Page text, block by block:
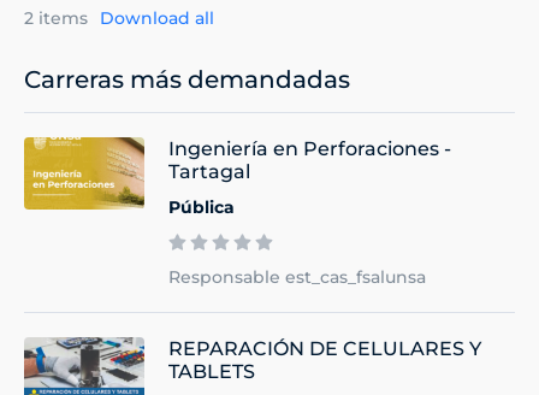
2 items Download all
Carreras más demandadas
Ingeniería en Perforaciones -
Tartagal
Pública
Responsable est_cas_fsalunsa
REPARACIÓN DE CELULARES Y
TABLETS